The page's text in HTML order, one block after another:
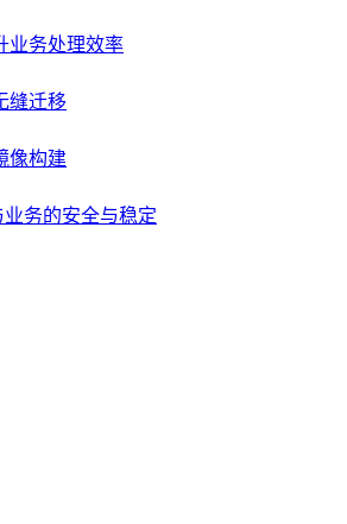
业务处理效率
缝迁移
像构建
务的安全与稳定